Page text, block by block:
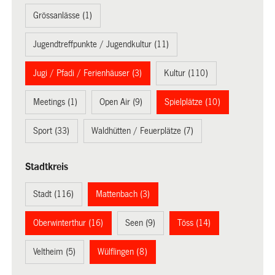
Grössanlässe (1)
Jugendtreffpunkte / Jugendkultur (11)
Jugi / Pfadi / Ferienhäuser (3) Kultur (110)
Meetings (1) Open Air (9) Spielplätze (10)
Sport (33) Waldhütten / Feuerplätze (7)
Stadtkreis
Stadt (116) Mattenbach (3)
Oberwinterthur (16) Seen (9) Töss (14)
Veltheim (5) Wülflingen (8)